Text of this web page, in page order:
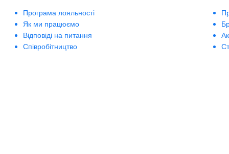
Програма лояльності
Як ми працюємо
Відповіді на питання
Співробітництво